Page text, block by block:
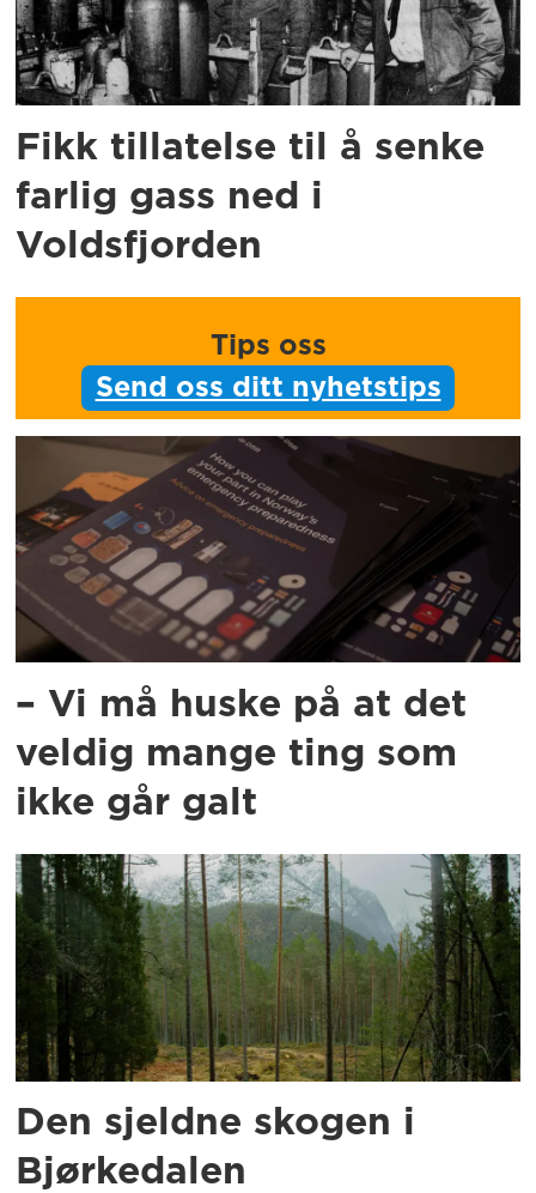
Fikk tillatelse til å senke
farlig gass ned i
Voldsfjorden
Tips oss
Send oss ditt nyhetstips
– Vi må huske på at det
veldig mange ting som
ikke går galt
Den sjeldne skogen i
Bjørkedalen